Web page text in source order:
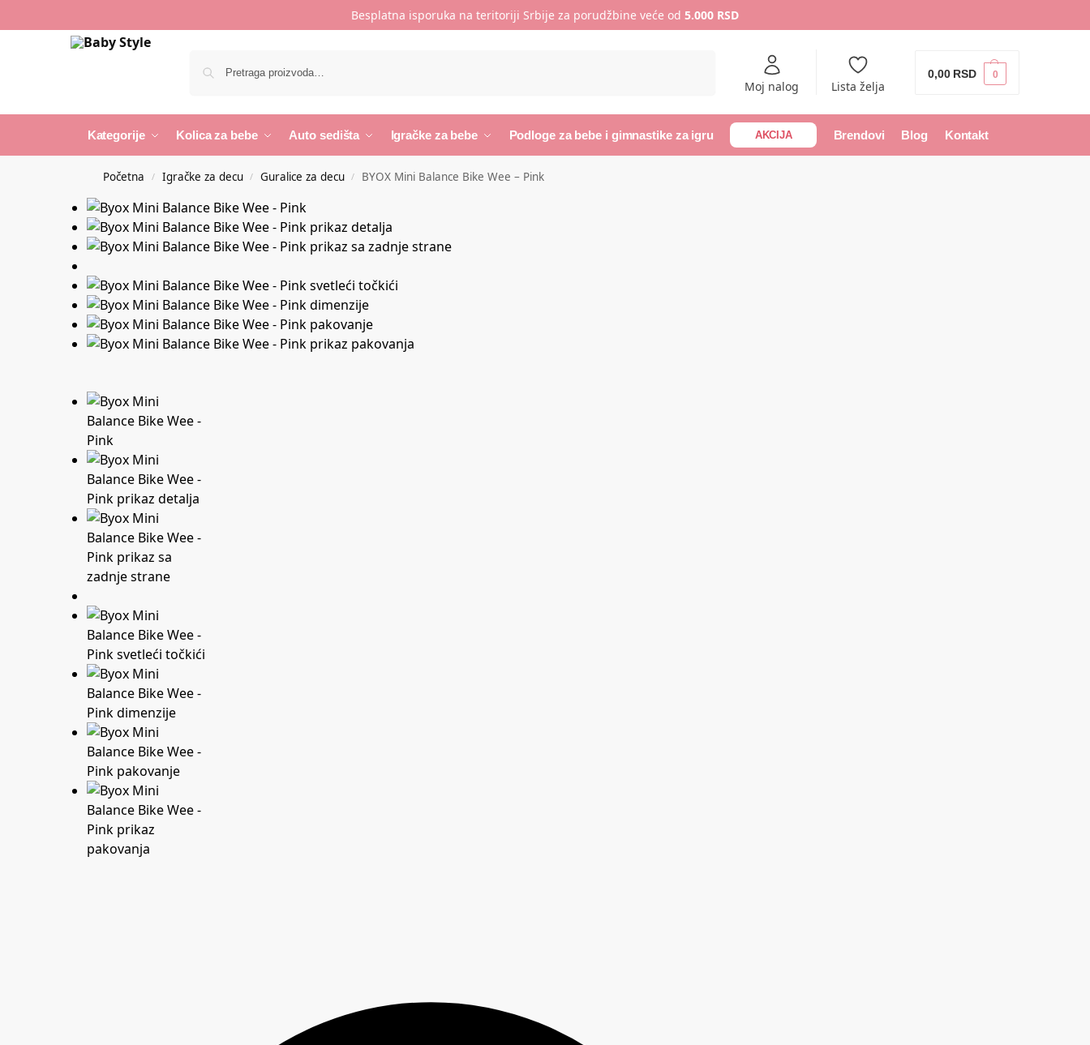
Besplatna isporuka na teritoriji Srbije za porudžbine veće od 5.000 RSD
Moj nalog Lista želja
0,00 RSD 0
Kategorije Kolica za bebe Auto sedišta Igračke za bebe Podloge za bebe i gimnastike za igru AKCIJA Brendovi Blog Kontakt
Početna / Igračke za decu / Guralice za decu / BYOX Mini Balance Bike Wee – Pink